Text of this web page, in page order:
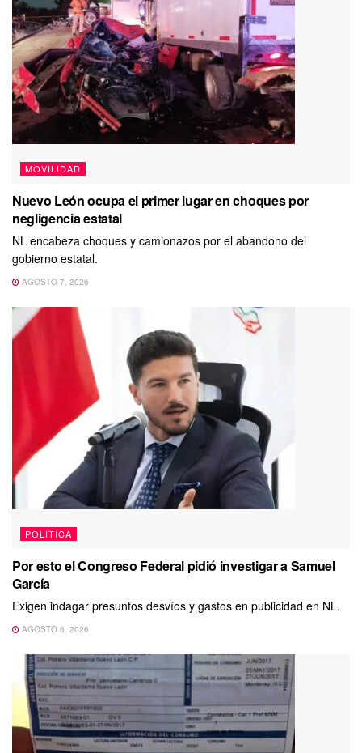
MOVILIDAD
Nuevo León ocupa el primer lugar en choques por
negligencia estatal
NL encabeza choques y camionazos por el abandono del
gobierno estatal.
AGOSTO 7, 2026
POLÍTICA
Por esto el Congreso Federal pidió investigar a Samuel
García
Exigen indagar presuntos desvíos y gastos en publicidad en NL.
AGOSTO 6, 2026